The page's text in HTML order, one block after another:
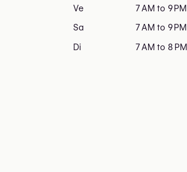
Ve 7 AM to 9 PM
Sa 7 AM to 9 PM
Di 7 AM to 8 PM